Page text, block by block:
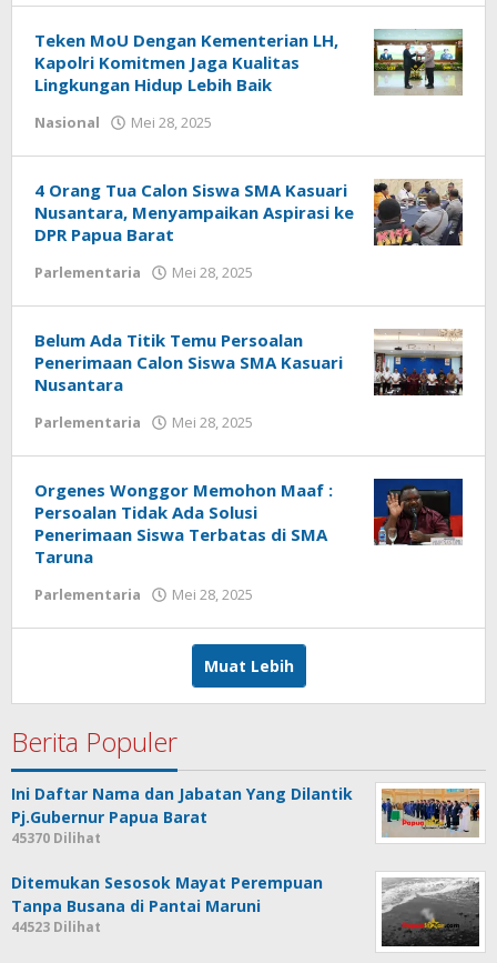
:
Papua
Star
Teken MoU Dengan Kementerian LH,
Kapolri Komitmen Jaga Kualitas
Lingkungan Hidup Lebih Baik
Nasional Mei 28, 2025
:
Papua
Star
4 Orang Tua Calon Siswa SMA Kasuari
Nusantara, Menyampaikan Aspirasi ke
DPR Papua Barat
Parlementaria Mei 28, 2025
:
Papua
Star
Belum Ada Titik Temu Persoalan
Penerimaan Calon Siswa SMA Kasuari
Nusantara
Parlementaria Mei 28, 2025
:
Papua
Orgenes Wonggor Memohon Maaf :
Persoalan Tidak Ada Solusi
Penerimaan Siswa Terbatas di SMA
Taruna
Parlementaria Mei 28, 2025
:
Papua
Star
Muat Lebih
Berita Populer
Ini Daftar Nama dan Jabatan Yang Dilantik
Pj.Gubernur Papua Barat
45370 Dilihat
Ditemukan Sesosok Mayat Perempuan
Tanpa Busana di Pantai Maruni
44523 Dilihat